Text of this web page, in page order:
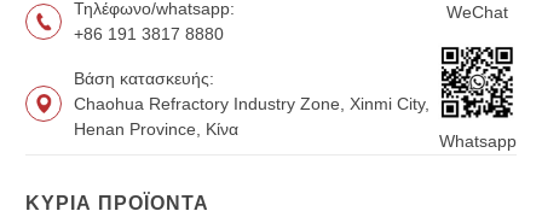
Τηλέφωνο/whatsapp:
+86 191 3817 8880
Βάση κατασκευής:
Chaohua Refractory Industry Zone, Xinmi City,
Henan Province, Κίνα
WeChat
Whatsapp
ΚΎΡΙΑ ΠΡΟΪΌΝΤΑ